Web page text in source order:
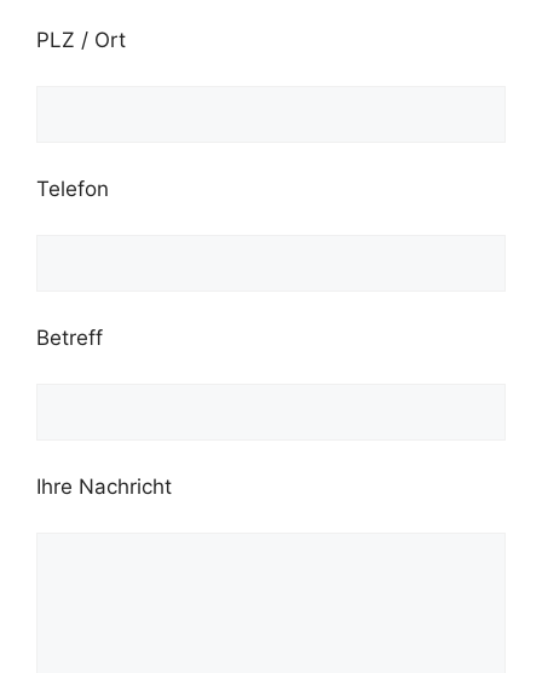
PLZ / Ort
Telefon
Betreff
Ihre Nachricht